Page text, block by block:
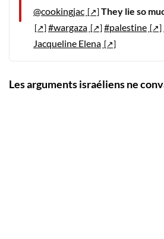
@cookingjac They lie so
#wargaza
#palestine
Jacqueline Elena
Les arguments israéliens ne